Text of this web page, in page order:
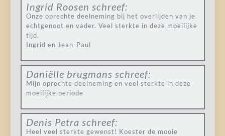
Ingrid Roosen schreef:
Onze oprechte deelneming bij het overlijden van je
echtgenoot en vader. Veel sterkte in deze moeilijke
tijd.
Ingrid en Jean-Paul
Daniëlle brugmans schreef:
Mijn oprechte deelneming en veel sterkte in deze
moeilijke periode
Denis Petra schreef:
Heel veel sterkte gewenst! Koester de mooie